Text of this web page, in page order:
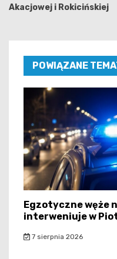
Akacjowej i Rokicińskiej
POWIĄZANE
Egzotyczne węże
interweniuje w
7 sierpnia 2026